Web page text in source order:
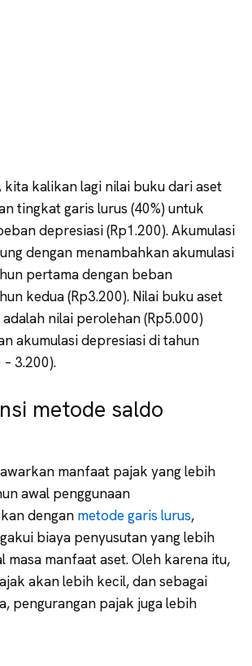
kita kalikan lagi nilai buku dari aset
tingkat garis lurus (40%) untuk
depresiasi (Rp1.200). Akumulasi
dengan menambahkan akumulasi
pertama dengan beban
kedua (Rp3.200). Nilai buku aset
nilai perolehan (Rp5.000)
akumulasi depresiasi di tahun
3.200).
metode saldo
manfaat pajak yang lebih
awal penggunaan
dengan metode garis lurus,
biaya penyusutan yang lebih
masa manfaat aset. Oleh karena itu,
akan lebih kecil, dan sebagai
pengurangan pajak juga lebih